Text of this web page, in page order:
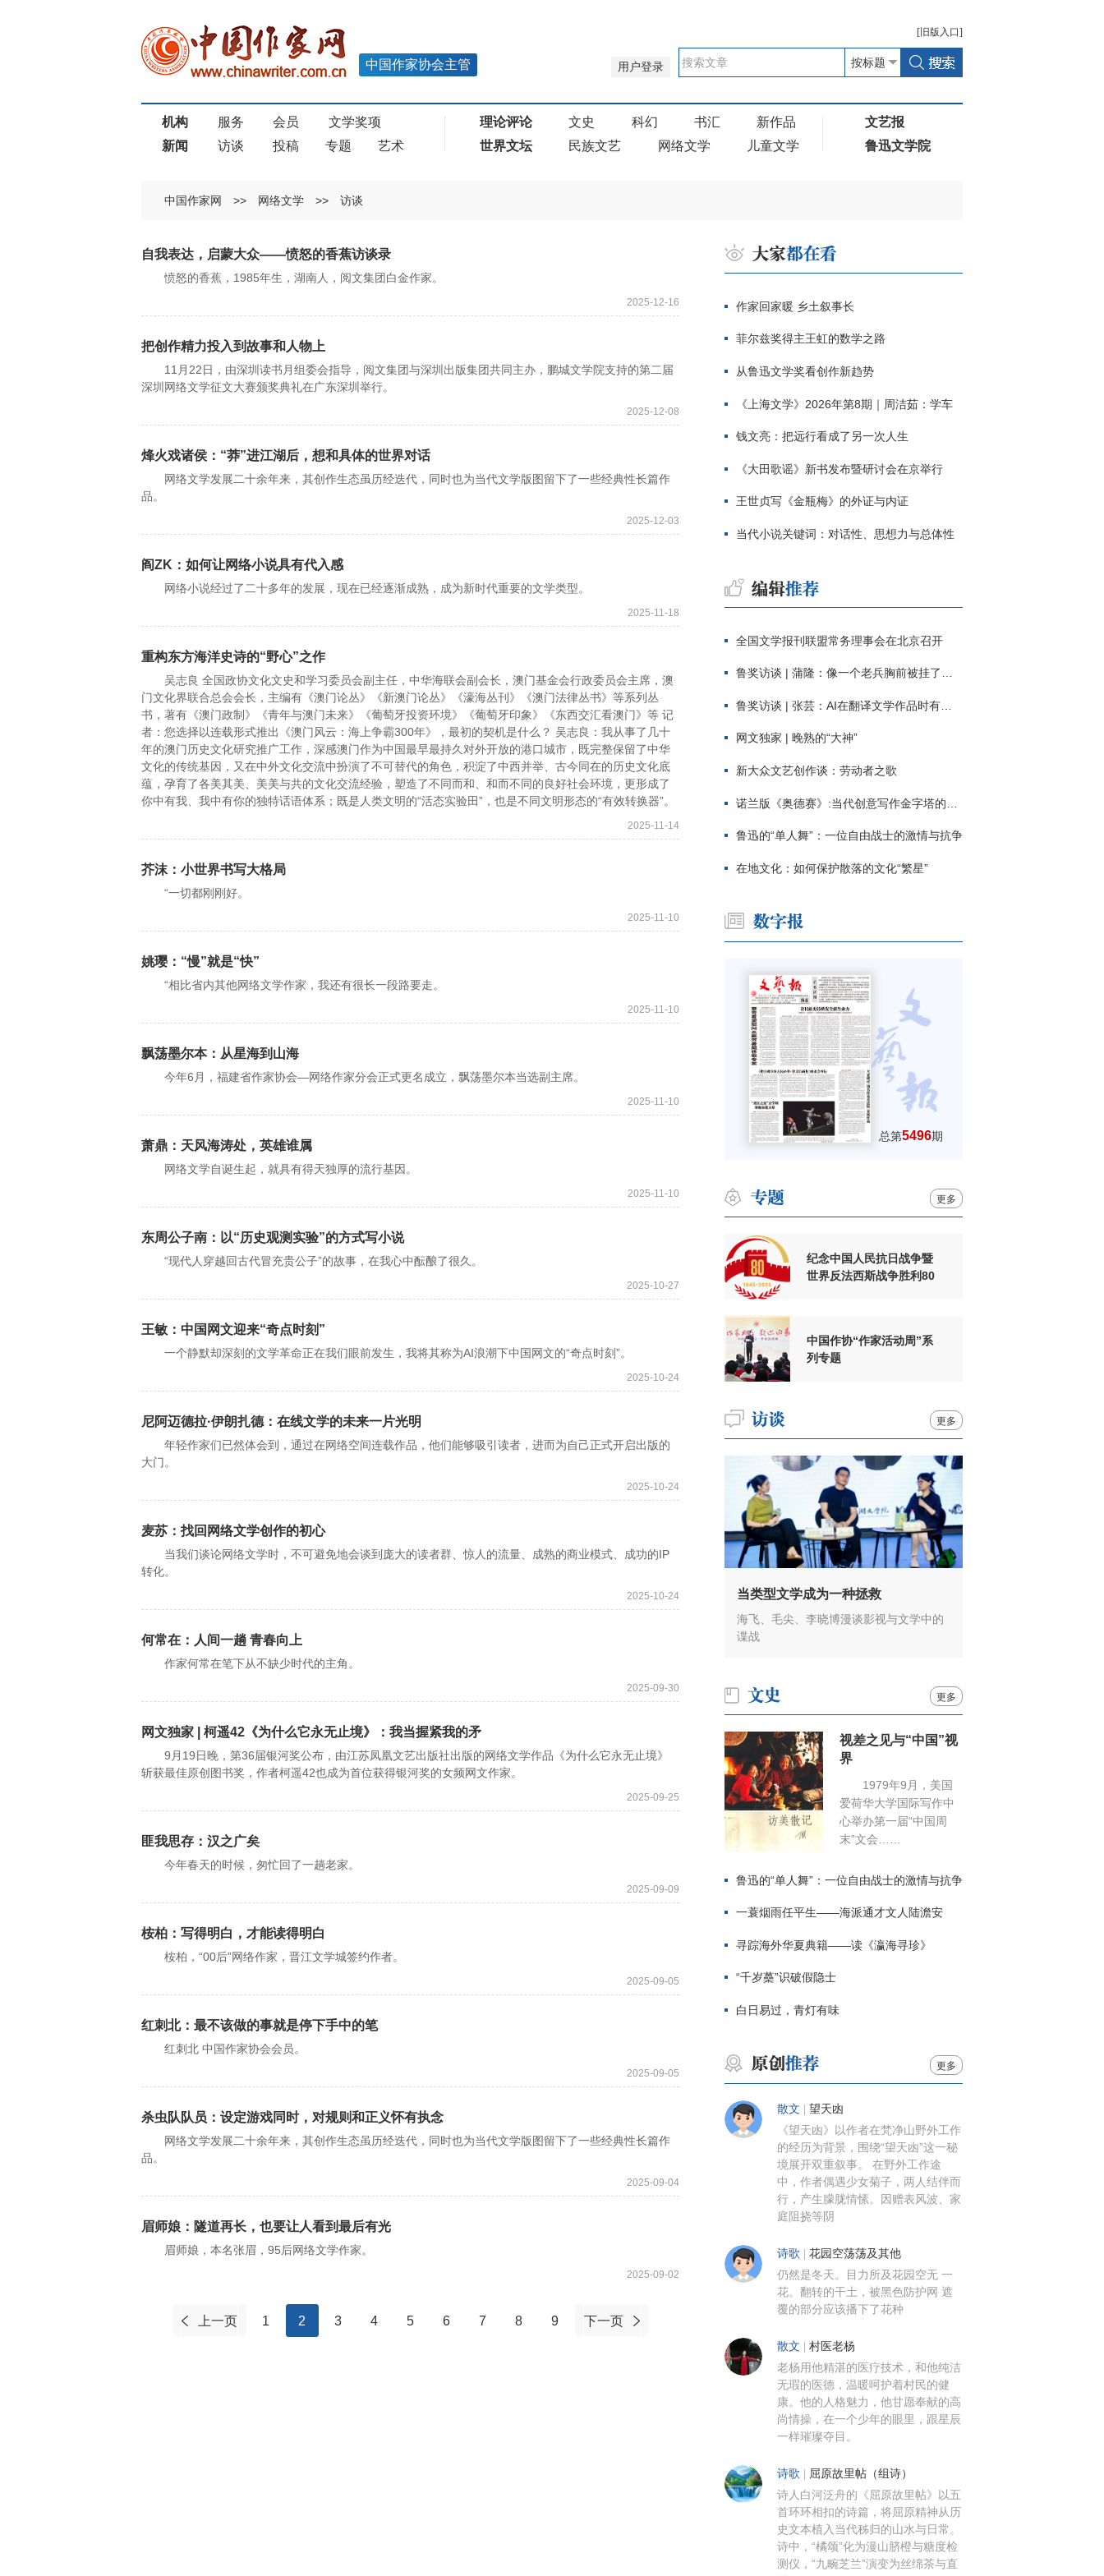
[ 旧版 入口]
用户登录
中国作家协会主管
机构 服务 会员
文学奖项
新闻
访谈 投稿 专题 艺术
理论评论 文史 科幻 书汇
新作品
世界文坛
民族文艺 网络文学 儿童文学
文艺报
鲁迅文学院
中国作家网 >> 网络文学 >> 访谈
自我表达，启蒙大众——愤怒的香蕉访谈录
愤怒的香蕉，1985年生，湖南人，阅文集团白金作家。
2025-12-16
把创作精力投入到故事和人物上
11月22日，由深圳读书月组委会指导，阅文集团与深圳出版集团共同主办，鹏城文学院支持的第二届
深圳网络文学征文大赛颁奖典礼在广东深圳举行。
2025-12-08
烽火戏诸侯：“莽”进江湖后，想和具体的世界对话
网络文学发展二十余年来，其创作生态虽历经迭代，同时也为当代文学版图留下了一些经典性长篇作
品。
2025-12-03
阎ZK：如何让网络小说具有代入感
网络小说经过了二十多年的发展，现在已经逐渐成熟，成为新时代重要的文学类型。
2025-11-18
重构东方海洋史诗的“野心”之作
吴志良 全国政协文化文史和学习委员会副主任，中华海联会副会长，澳门基金会行政委员会主席，澳
门文化界联合总会会长，主编有《澳门论丛》《新澳门论丛》《濠海丛刊》《澳门法律丛书》等系列丛
书，著有《澳门政制》《青年与澳门未来》《葡萄牙投资环境》《葡萄牙印象》《东西交汇看澳门》等 记
者：您选择以连载形式推出《澳门风云：海上争霸300年》，最初的契机是什么？ 吴志良：我从事了几十
年的澳门历史文化研究推广工作，深感澳门作为中国最早最持久对外开放的港口城市，既完整保留了中华
文化的传统基因，又在中外文化交流中扮演了不可替代的角色，积淀了中西并举、古今同在的历史文化底
蕴，孕育了各美其美、美美与共的文化交流经验，塑造了不同而和、和而不同的良好社会环境，更形成了
你中有我、我中有你的独特话语体系；既是人类文明的“活态实验田”，也是不同文明形态的“有效转换器”。
2025-11-14
芥沫：小世界书写大格局
“一切都刚刚好。
2025-11-10
姚璎：“慢”就是“快”
“相比省内其他网络文学作家，我还有很长一段路要走。
2025-11-10
飘荡墨尔本：从星海到山海
今年6月，福建省作家协会—网络作家分会正式更名成立，飘荡墨尔本当选副主席。
2025-11-10
萧鼎：天风海涛处，英雄谁属
网络文学自诞生起，就具有得天独厚的流行基因。
2025-11-10
东周公子南：以“历史观测实验”的方式写小说
“现代人穿越回古代冒充贵公子”的故事，在我心中酝酿了很久。
2025-10-27
王敏：中国网文迎来“奇点时刻”
一个静默却深刻的文学革命正在我们眼前发生，我将其称为AI浪潮下中国网文的“奇点时刻”。
2025-10-24
尼阿迈德拉·伊朗扎德：在线文学的未来一片光明
年轻作家们已然体会到，通过在网络空间连载作品，他们能够吸引读者，进而为自己正式开启出版的
大门。
2025-10-24
麦苏：找回网络文学创作的初心
当我们谈论网络文学时，不可避免地会谈到庞大的读者群、惊人的流量、成熟的商业模式、成功的IP
转化。
2025-10-24
何常在：人间一趟 青春向上
作家何常在笔下从不缺少时代的主角。
2025-09-30
网文独家 | 柯遥42《为什么它永无止境》：我当握紧我的矛
9月19日晚，第36届银河奖公布，由江苏凤凰文艺出版社出版的网络文学作品《为什么它永无止境》
斩获最佳原创图书奖，作者柯遥42也成为首位获得银河奖的女频网文作家。
2025-09-25
匪我思存：汉之广矣
今年春天的时候，匆忙回了一趟老家。
2025-09-09
桉柏：写得明白，才能读得明白
桉柏，“00后”网络作家，晋江文学城签约作者。
2025-09-05
红刺北：最不该做的事就是停下手中的笔
红刺北 中国作家协会会员。
2025-09-05
杀虫队队员：设定游戏同时，对规则和正义怀有执念
网络文学发展二十余年来，其创作生态虽历经迭代，同时也为当代文学版图留下了一些经典性长篇作
品。
2025-09-04
眉师娘：隧道再长，也要让人看到最后有光
眉师娘，本名张眉，95后网络文学作家。
2025-09-02
上一页 1 2 3 4 5 6 7 8 9 下一页
作家回家暖 乡土叙事长
菲尔兹奖得主王虹的数学之路
从鲁迅文学奖看创作新趋势
《上海文学》2026年第8期｜周洁茹：学车
钱文亮：把远行看成了另一次人生
《大田歌谣》新书发布暨研讨会在京举行
王世贞写《金瓶梅》的外证与内证
当代小说关键词：对话性、思想力与总体性
全国文学报刊联盟常务理事会在北京召开
鲁奖访谈 | 蒲隆：像一个老兵胸前被挂了一枚“红色英勇勋章”
鲁奖访谈 | 张芸：AI在翻译文学作品时有明显局限
网文独家 | 晚熟的“大神”
新大众文艺创作谈：劳动者之歌
诺兰版《奥德赛》:当代创意写作金字塔的宏伟与平庸
鲁迅的“单人舞”：一位自由战士的激情与抗争
在地文化：如何保护散落的文化“繁星”
总第5496期
更多
纪念中国人民抗日战争暨
世界反法西斯战争胜利80
中国作协“作家活动周”系
列专题
更多
当类型文学成为一种拯救
海飞、毛尖、李晓博漫谈影视与文学中的
谍战
更多
视差之见与“中国”视
界
1979年9月，美国
爱荷华大学国际写作中
心举办第一届“中国周
末”文会……
鲁迅的“单人舞”：一位自由战士的激情与抗争
一蓑烟雨任平生——海派通才文人陆澹安
寻踪海外华夏典籍——读《瀛海寻珍》
“千岁蘽”识破假隐士
白日易过，青灯有味
更多
散文 望天凼
《望天凼》以作者在梵净山野外工作
的经历为背景，围绕“望天凼”这一秘
境展开双重叙事。 在野外工作途
中，作者偶遇少女菊子，两人结伴而
行，产生朦胧情愫。因赠表风波、家
庭阻挠等阴
诗歌 花园空荡荡及其他
仍然是冬天。目力所及花园空无 一
花。翻转的干土，被黑色防护网 遮
覆的部分应该播下了花种
散文 村医老杨
老杨用他精湛的医疗技术，和他纯洁
无瑕的医德，温暖呵护着村民的健
康。他的人格魅力，他甘愿奉献的高
尚情操，在一个少年的眼里，跟星辰
一样璀璨夺目。
诗歌 屈原故里帖（组诗）
诗人白河泛舟的《屈原故里帖》以五
首环环相扣的诗篇，将屈原精神从历
史文本植入当代秭归的山水与日常。
诗中，“橘颂”化为漫山脐橙与糖度检
测仪，“九畹芝兰”演变为丝绵茶与直